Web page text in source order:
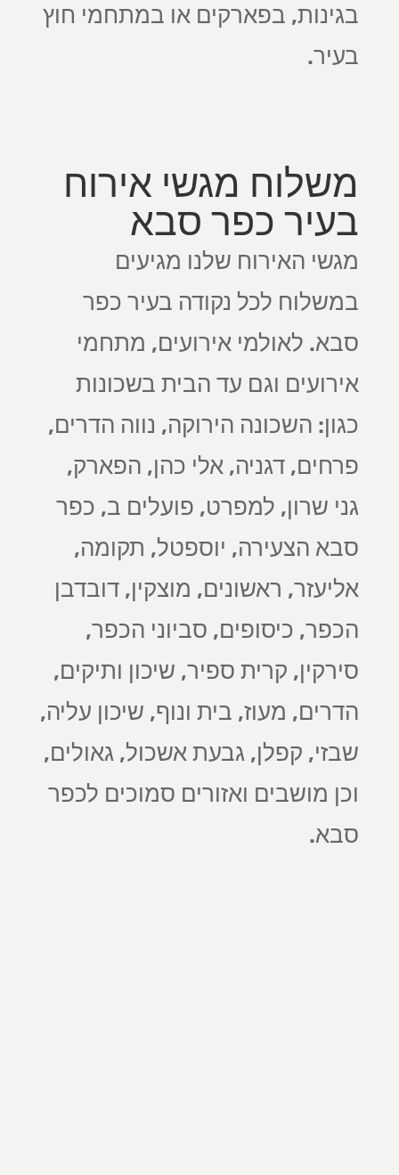
בגינות, בפארקים או במתחמי חוץ
בעיר.
משלוח מגשי אירוח
בעיר כפר סבא
מגשי האירוח שלנו מגיעים
במשלוח לכל נקודה בעיר כפר
סבא. לאולמי אירועים, מתחמי
אירועים וגם עד הבית בשכונות
כגון: השכונה הירוקה, נווה הדרים,
פרחים, דגניה, אלי כהן, הפארק,
גני שרון, למפרט, פועלים ב, כפר
סבא הצעירה, יוספטל, תקומה,
אליעזר, ראשונים, מוצקין, דובדבן
הכפר, כיסופים, סביוני הכפר,
סירקין, קרית ספיר, שיכון ותיקים,
הדרים, מעוז, בית ונוף, שיכון עליה,
שבזי, קפלן, גבעת אשכול, גאולים,
וכן מושבים ואזורים סמוכים לכפר
סבא.